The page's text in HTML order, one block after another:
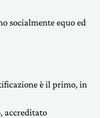
socialmente equo ed
è il primo, in
accreditato